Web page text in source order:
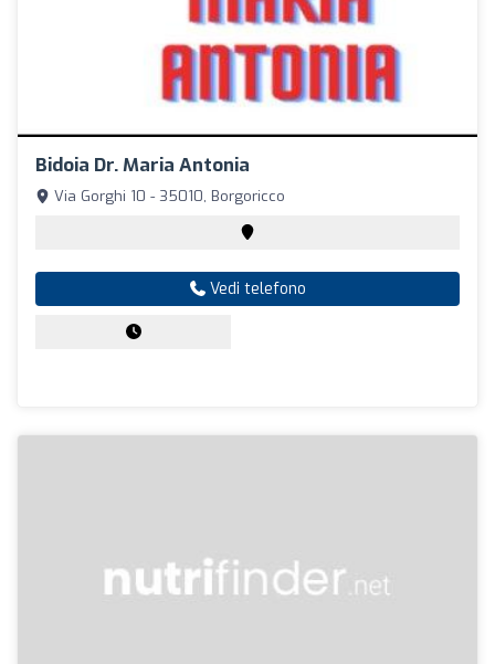
Bidoia Dr. Maria Antonia
Via Gorghi 10 - 35010, Borgoricco
Vedi telefono